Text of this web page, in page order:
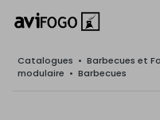
Catalogues • Barbecues et
modulaire • Barbecues